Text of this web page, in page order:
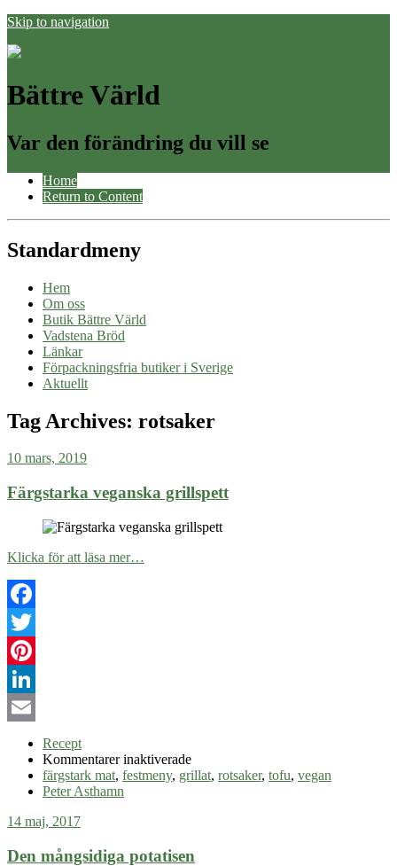
Skip to navigation
Bättre Värld
Var den förändring du vill se
Home
Return to Content
Standardmeny
Hem
Om oss
Butik Bättre Värld
Vadstena Bröd
Länkar
Förpackningsfria butiker i Sverige
Aktuellt
Tag Archives: rotsaker
10 mars, 2019
Färgstarka veganska grillspett
Klicka för att läsa mer…
Facebook
Twitter
Pinterest
LinkedIn
Recept
Kommentarer inaktiveradeför
Färgstarka
färgstark mat, festmeny, grillat, rotsaker, tofu, vegan
Peter Asthamn
14 maj, 2017
Den mångsidiga potatisen